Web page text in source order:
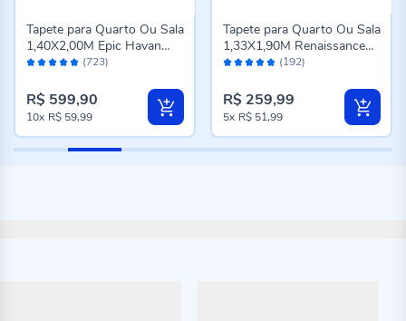
Avaliação: (723)
Tapete para Quarto Ou Sala
1,40X2,00M Epic Havan
Casa - Cinza Novo
R$ 599,90
10x R$ 59,99
Avaliação: (192)
Tapete para Quarto Ou Sala
1,33X1,90M Renaissance
Havan Casa - Genova
R$ 259,99
5x R$ 51,99